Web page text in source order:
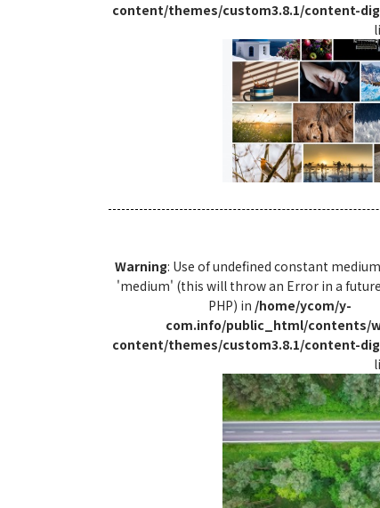
content/themes/custom3.8.1/content-
Warning: Use of undefined constant
'medium' (this will throw an Error in a
PHP) in /home/ycom/y-
com.info/public_html/contents/
content/themes/custom3.8.1/content-